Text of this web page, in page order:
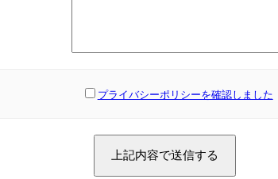
プライバシーポリシーを確認しました